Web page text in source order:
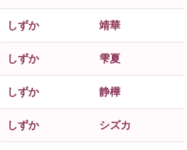
しずか 靖華
しずか 雫夏
しずか 静樺
しずか シズカ